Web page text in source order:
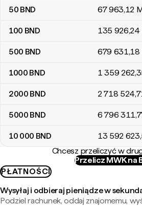
50 BND 67 963,12
100 BND 135 926,24
500 BND 679 631,18
1000 BND 1 359 262
2000 BND 2 718 524
5000 BND 6 796 311
10 000 BND 13 592 623
Chcesz przeliczyć w
Przelicz MWK na
PŁATNOŚCI
Wysyłaj i odbieraj pieniądze w
Podziel rachunek, oddaj znajomemu,